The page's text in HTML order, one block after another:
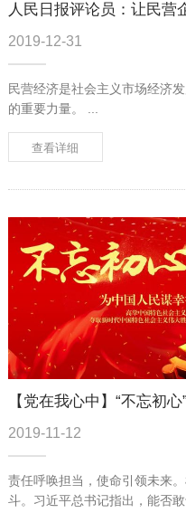
人民日报评论员：让民营
2019-12-31
民营经济是社会主义市场经济
的重要力量。 ...
查看详细
【党在我心中】“不忘初
2019-11-12
责任呼唤担当，使命引领未来
斗。习近平总书记指出，能否